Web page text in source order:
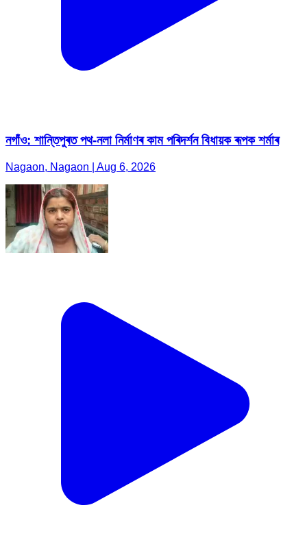
নগাঁও: শান্তিপুৰত পথ-নলা নিৰ্মাণৰ কাম পৰিদৰ্শন বিধায়ক ৰূপক শৰ্মাৰ
Nagaon, Nagaon | Aug 6, 2026